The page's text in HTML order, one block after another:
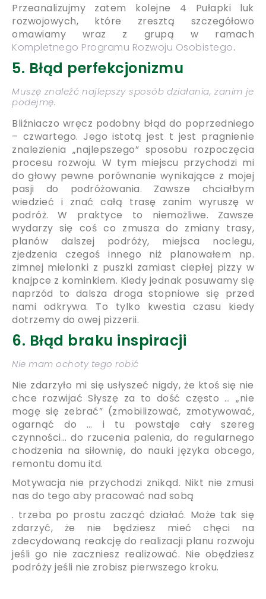
Przeanalizujmy zatem kolejne 4 Pułapki luk
rozwojowych, które zresztą szczegółowo
omawiamy wraz z grupą w ramach
Kompletnego Programu Rozwoju Osobistego.
5. Błąd perfekcjonizmu
Muszę znaleźć najlepszy sposób działania, zanim je
podejmę.
Bliźniaczo wręcz podobny błąd do poprzedniego
– czwartego. Jego istotą jest t jest pragnienie
znalezienia „najlepszego” sposobu rozpoczęcia
procesu rozwoju. W tym miejscu przychodzi mi
do głowy pewne porównanie wynikające z mojej
pasji do podróżowania. Zawsze chciałbym
wiedzieć i znać całą trasę zanim wyruszę w
podróż. W praktyce to niemożliwe. Zawsze
wydarzy się coś co zmusza do zmiany trasy,
planów dalszej podróży, miejsca noclegu,
zjedzenia czegoś innego niż planowałem np.
zimnej mielonki z puszki zamiast ciepłej pizzy w
knajpce z kominkiem. Kiedy jednak posuwamy się
naprzód to dalsza droga stopniowe się przed
nami odkrywa. To tylko kwestia czasu kiedy
dotrzemy do owej pizzerii.
6. Błąd braku inspiracji
Nie mam ochoty tego robić
Nie zdarzyło mi się usłyszeć nigdy, że ktoś się nie
chce rozwijać Słyszę za to dość często … „nie
mogę się zebrać” (zmobilizować, zmotywować,
ogarnąć do … i tu powstaje cały szereg
czynności… do rzucenia palenia, do regularnego
chodzenia na siłownię, do nauki języka obcego,
remontu domu itd.
Motywacja nie przychodzi znikąd. Nikt nie zmusi
nas do tego aby pracować nad sobą
. trzeba po prostu zacząć działać. Może tak się
zdarzyć, że nie będziesz mieć chęci na
zdecydowaną reakcję do realizacji planu rozwoju
jeśli go nie zaczniesz realizować. Nie obędziesz
podróży jeśli nie zrobisz pierwszego kroku.